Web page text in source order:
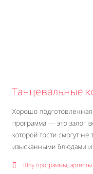
Танцевальные
Хорошо
программа — это залог
которой гости смогут
изысканными блюдами и
Шоу программы, артисты